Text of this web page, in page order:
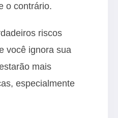
o contrário.
riscos
você ignora sua
mais
especialmente